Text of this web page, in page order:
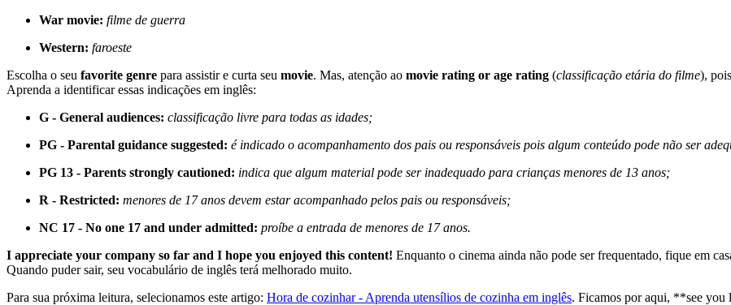
War movie: filme de guerra
Western: faroeste
Escolha o seu favorite genre para assistir e curta seu movie. Mas, atenção ao movie rating or age rating (classificação etária do filme),
Aprenda a identificar essas indicações em inglês:
G - General audiences: classificação livre para todas as idades;
PG - Parental guidance suggested: é indicado o acompanhamento dos pais ou responsáveis pois algum conteúdo pode não ser
PG 13 - Parents strongly cautioned: indica que algum material pode ser inadequado para crianças menores de 13 anos;
R - Restricted: menores de 17 anos devem estar acompanhado pelos pais ou responsáveis;
NC 17 - No one 17 and under admitted: proíbe a entrada de menores de 17 anos.
I appreciate your company so far and I hope you enjoyed this content! Enquanto o cinema ainda não pode ser frequentado, fique em
Quando puder sair, seu vocabulário de inglês terá melhorado muito.
Para sua próxima leitura, selecionamos este artigo: Hora de cozinhar - Aprenda utensílios de cozinha em inglês. Ficamos por aqui, **see you